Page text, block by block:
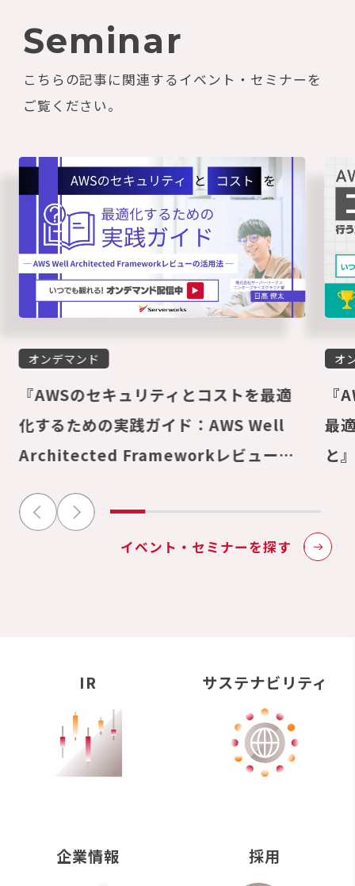
Seminar
こちらの記事に関連するイベント・セミナーを
ご覧ください。
オンデマンド
『AWSのセキュリティとコストを最適
化するための実践ガイド：AWS Well
Architected Frameworkレビューの
しました
オ
『
最
と
イベント・セミナーを探す
IR サステナビリティ
企業情報 採用